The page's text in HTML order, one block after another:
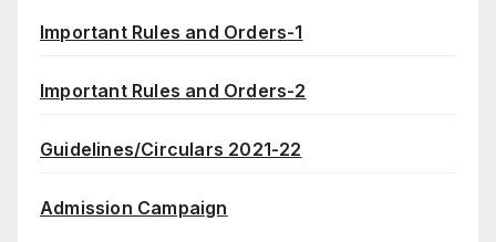
Important Rules and Orders-1
Important Rules and Orders-2
Guidelines/Circulars 2021-22
Admission Campaign